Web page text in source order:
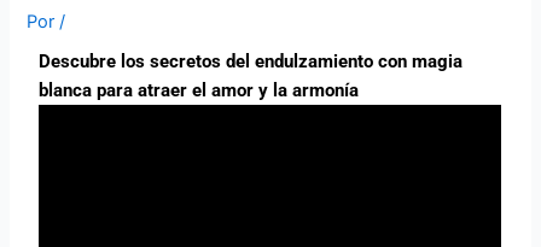
Por/
Descubre los secretos del endulzamiento con magia
blanca para atraer el amor y la armonía